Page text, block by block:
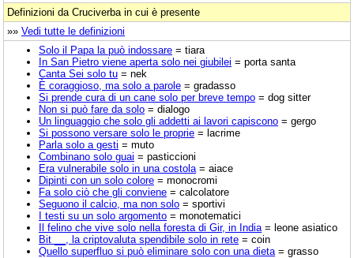
Definizioni da Cruciverba in cui è presente
»» Vedi tutte le definizioni
Solo il Papa la può indossare = tiara
In San Pietro viene aperta solo nei giubilei = porta santa
Canta Sei solo tu = nek
È coraggioso, ma solo a parole = gradasso
Si prende cura di un cane solo per breve tempo = dog sitter
Non si può fare da solo = dialogo
Un linguaggio che solo gli addetti ai lavori capiscono = gergo
Si possono versare solo le proprie = lacrime
Parla solo a gesti = muto
Combinano solo guai = pasticcioni
Era vulnerabile solo in una costola = aiace
Dipinti con un solo colore = monocromi
Fa solo ciò che gli conviene = calcolatore
Seguono il calcio, ma non solo = sportivi
I testi su un solo argomento = monotematici
Il felino che vive solo nella foresta di Gir, in India = leone asiatico
Bit __, la criptovaluta spendibile solo in rete = coin
Quello superfluo si può eliminare solo con una dieta = grasso